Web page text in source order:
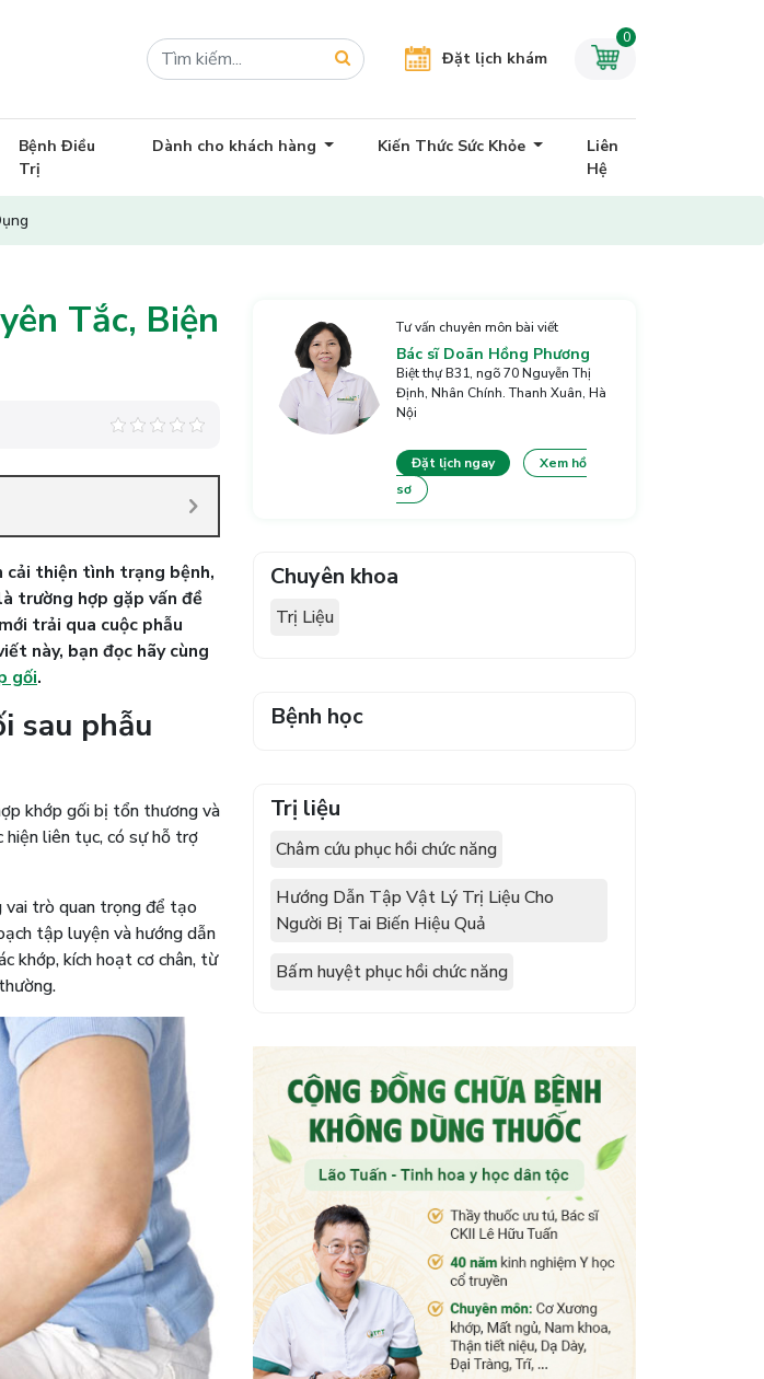
Đặt lịch khám
0
Bệnh Điều
Trị
Dành cho khách hàng Kiến Thức Sức Khỏe
Liên
Hệ
Tắc, Biện
cải thiện tình trạng bệnh,
trường hợp gặp vấn đề
trải qua cuộc phẫu
này, bạn đọc hãy cùng
gối.
sau phẫu
khớp gối bị tổn thương và
hiện liên tục, có sự hỗ trợ
vai trò quan trọng để tạo
tập luyện và hướng dẫn
khớp, kích hoạt cơ chân, từ
Tư vấn chuyên môn bài viết
Bác sĩ Doãn Hồng Phương
Biệt thự B31, ngõ 70 Nguyễn Thị
Định, Nhân Chính. Thanh Xuân, Hà
Nội
Đặt lịch ngay
Xem hồ
sơ
Chuyên khoa
Trị Liệu
Bệnh học
Trị liệu
Châm cứu phục hồi chức năng
Hướng Dẫn Tập Vật Lý Trị Liệu Cho
Người Bị Tai Biến Hiệu Quả
Bấm huyệt phục hồi chức năng